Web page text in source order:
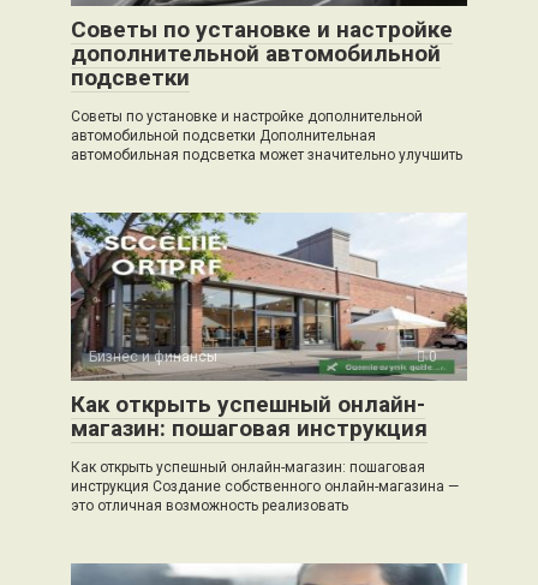
Советы по установке и настройке
дополнительной автомобильной
подсветки
Советы по установке и настройке дополнительной
автомобильной подсветки Дополнительная
автомобильная подсветка может значительно улучшить
Бизнес и финансы 0
Как открыть успешный онлайн-
магазин: пошаговая инструкция
Как открыть успешный онлайн-магазин: пошаговая
инструкция Создание собственного онлайн-магазина —
это отличная возможность реализовать